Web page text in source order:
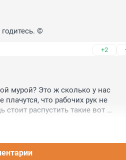
©
+2
мурой? Это ж сколько у нас
плачутся, что рабочих рук не
стоит распустить такие вот